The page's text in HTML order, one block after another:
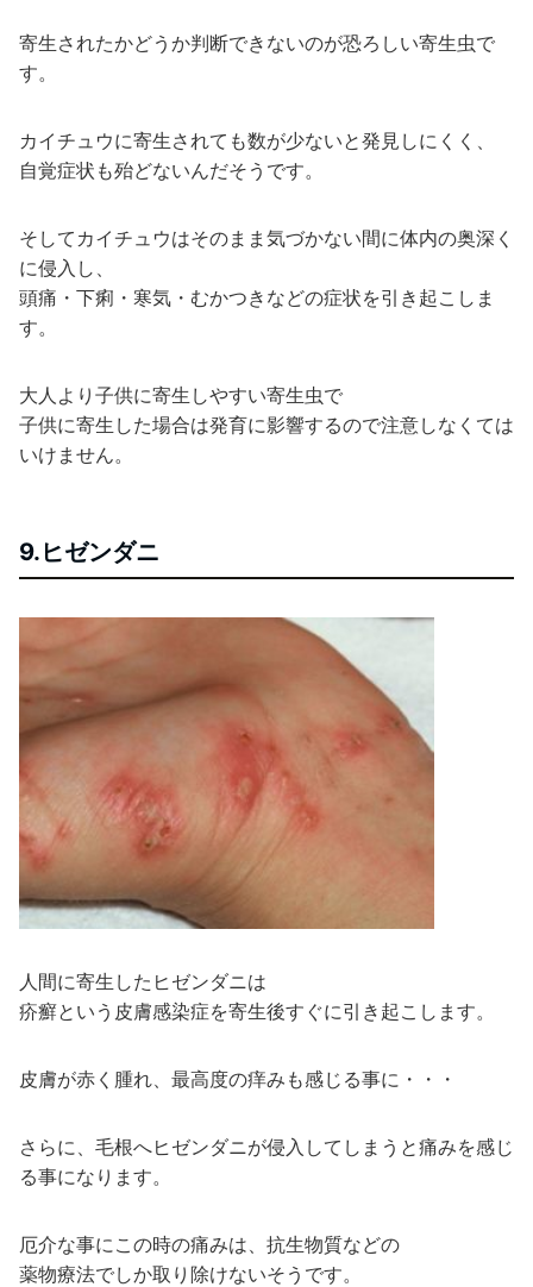
寄生されたかどうか判断できないのが恐ろしい寄生虫で
す。
カイチュウに寄生されても数が少ないと発見しにくく、
自覚症状も殆どないんだそうです。
そしてカイチュウはそのまま気づかない間に体内の奥深く
に侵入し、
頭痛・下痢・寒気・むかつきなどの症状を引き起こしま
す。
大人より子供に寄生しやすい寄生虫で
子供に寄生した場合は発育に影響するので注意しなくては
いけません。
9.ヒゼンダニ
人間に寄生したヒゼンダニは
疥癬という皮膚感染症を寄生後すぐに引き起こします。
皮膚が赤く腫れ、最高度の痒みも感じる事に・・・
さらに、毛根へヒゼンダニが侵入してしまうと痛みを感じ
る事になります。
厄介な事にこの時の痛みは、抗生物質などの
薬物療法でしか取り除けないそうです。